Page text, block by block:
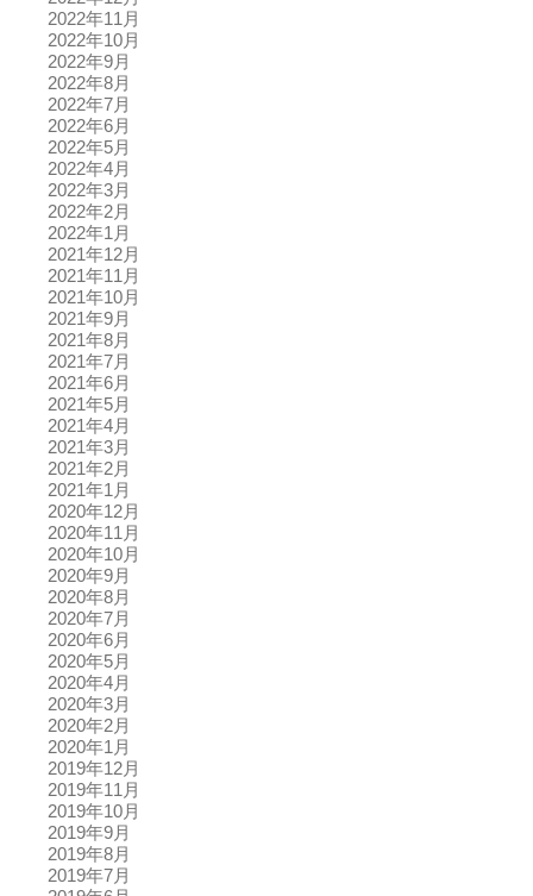
2022年11月
2022年10月
2022年9月
2022年8月
2022年7月
2022年6月
2022年5月
2022年4月
2022年3月
2022年2月
2022年1月
2021年12月
2021年11月
2021年10月
2021年9月
2021年8月
2021年7月
2021年6月
2021年5月
2021年4月
2021年3月
2021年2月
2021年1月
2020年12月
2020年11月
2020年10月
2020年9月
2020年8月
2020年7月
2020年6月
2020年5月
2020年4月
2020年3月
2020年2月
2020年1月
2019年12月
2019年11月
2019年10月
2019年9月
2019年8月
2019年7月